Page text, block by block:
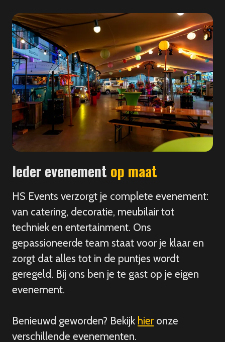
Ieder evenement op maat
HS Events verzorgt je complete evenement:
van catering, decoratie, meubilair tot
techniek en entertainment. Ons
gepassioneerde team staat voor je klaar en
zorgt dat alles tot in de puntjes wordt
geregeld. Bij ons ben je te gast op je eigen
evenement.
Benieuwd geworden? Bekijk hieronze
verschillende evenementen.